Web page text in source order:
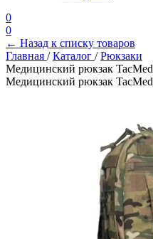
0
0
← Назад к списку товаров
Главная / Каталог / Рюкзаки
Медицинский рюкзак TacMed
Медицинский рюкзак TacMed